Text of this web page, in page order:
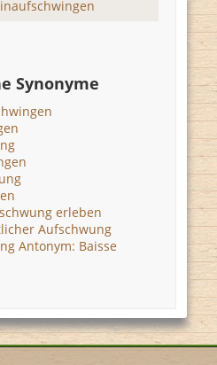
Synonyme
erleben
Aufschwung
Antonym: Baisse